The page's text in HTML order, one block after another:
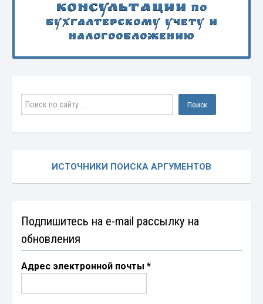
Консультации по
бухгалтерскому учету и
налогообложению
ИСТОЧНИКИ ПОИСКА АРГУМЕНТОВ
Подпишитесь на e-mail рассылку на
обновления
Адрес электронной почты*